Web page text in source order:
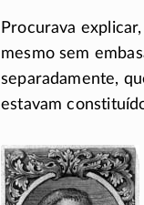
Procurava
mesmo sem
separadamente,
estavam